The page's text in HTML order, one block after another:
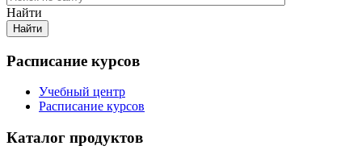
Найти
Расписание курсов
Учебный центр
Расписание курсов
Каталог продуктов